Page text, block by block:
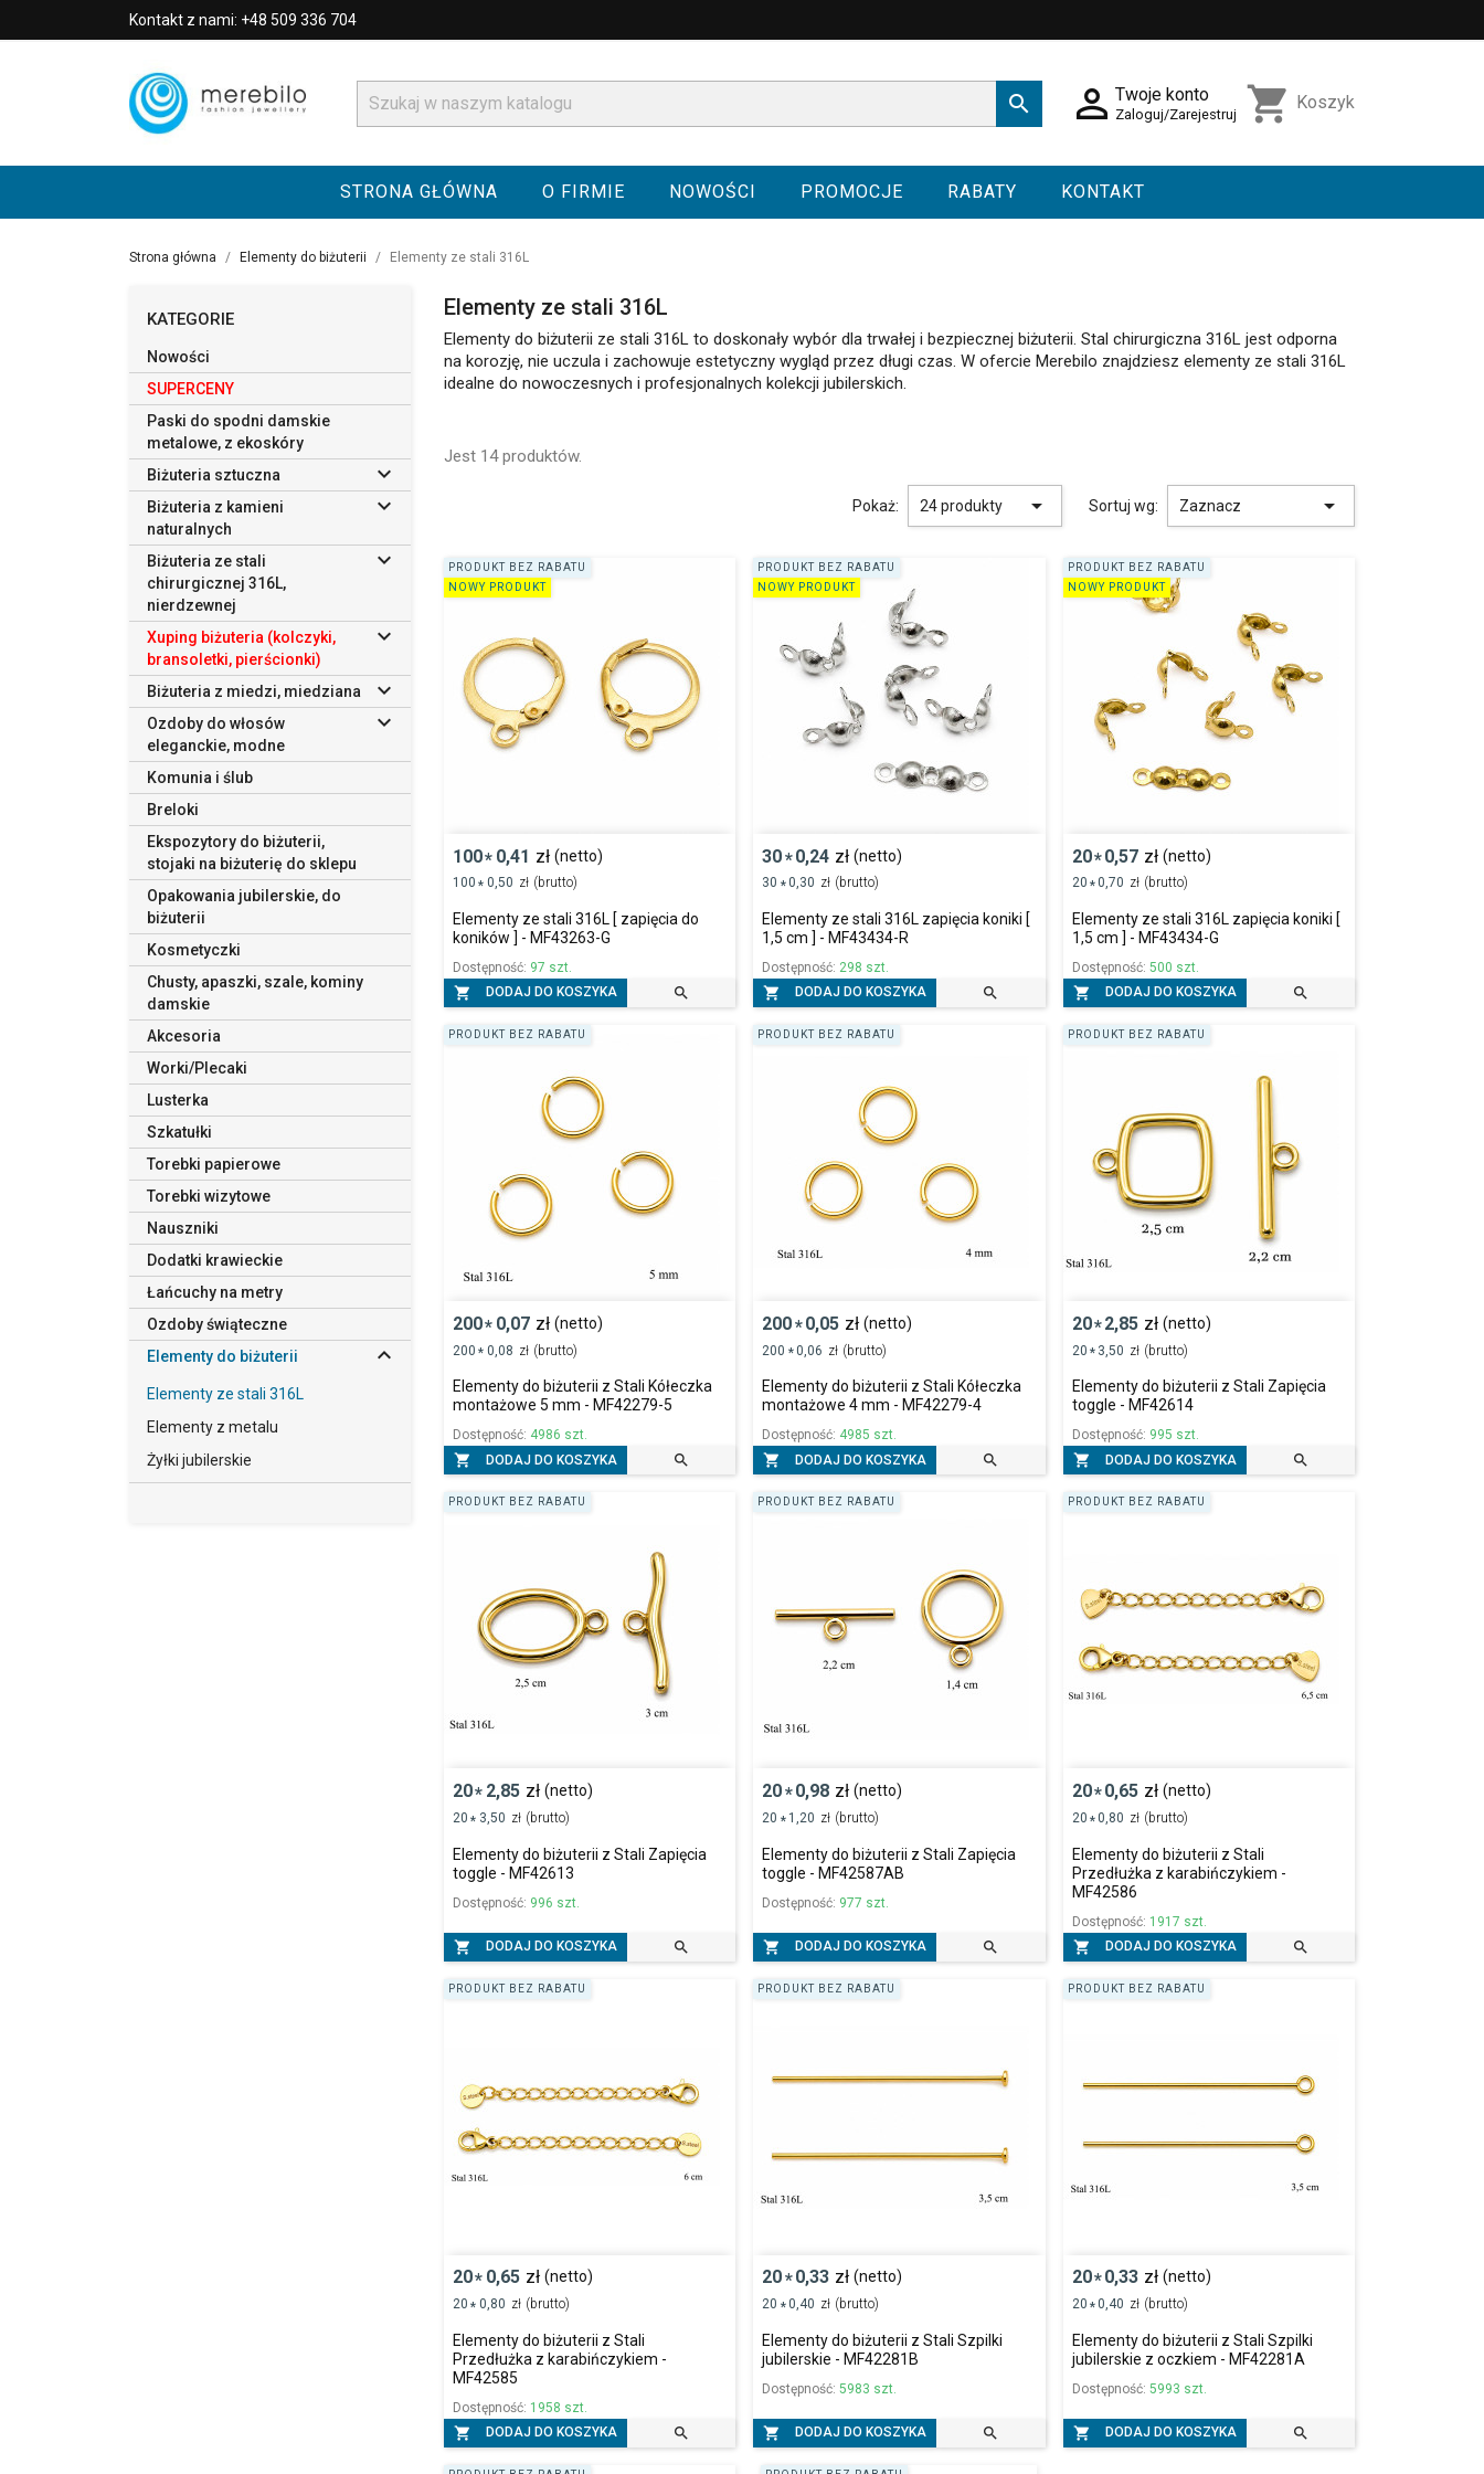
Kontakt z nami: +48 509 336 704
  Twoje konto
Zaloguj/Zarejestruj shopping_cart Koszyk
STRONA GŁÓWNA O FIRMIE NOWOŚCI PROMOCJE RABATY KONTAKT
Strona główna Elementy do biżuterii Elementy ze stali 316L
KATEGORIE
Nowości
SUPERCENY
Paski do spodni damskie
metalowe, z ekoskóry
Biżuteria sztuczna

Biżuteria z kamieni
naturalnych

Biżuteria ze stali
chirurgicznej 316L,
nierdzewnej

Xuping biżuteria (kolczyki,
bransoletki, pierścionki)

Biżuteria z miedzi, miedziana 
Ozdoby do włosów
eleganckie, modne

Komunia i ślub
Breloki
Ekspozytory do biżuterii,
stojaki na biżuterię do sklepu
Opakowania jubilerskie, do
biżuterii
Kosmetyczki
Chusty, apaszki, szale, kominy
damskie
Akcesoria
Worki/Plecaki
Lusterka
Szkatułki
Torebki papierowe
Torebki wizytowe
Nauszniki
Dodatki krawieckie
Łańcuchy na metry
Ozdoby świąteczne
Elementy do biżuterii

Elementy ze stali 316L
Elementy z metalu
Żyłki jubilerskie
Elementy ze stali 316L
Elementy do biżuterii ze stali 316L to doskonały wybór dla trwałej i bezpiecznej biżuterii. Stal chirurgiczna 316L jest odporna
na korozję, nie uczula i zachowuje estetyczny wygląd przez długi czas. W ofercie Merebilo znajdziesz elementy ze stali 316L
idealne do nowoczesnych i profesjonalnych kolekcji jubilerskich.
Jest 14 produktów.
Pokaż: 24 produkty  Sortuj wg: Zaznacz 
100* 0,41 zł (netto)
100 * 0,50 zł (brutto)
Elementy ze stali 316L [ zapięcia do
koników ] - MF43263-G
Dostępność: 97 szt.
 DODAJ DO KOSZYKA 
PRODUKT BEZ RABATU
NOWY PRODUKT
30*0,24 zł (netto)
30 *0,30 zł (brutto)
Elementy ze stali 316L zapięcia koniki [
1,5 cm ] - MF43434-R
Dostępność: 298 szt.
 DODAJ DO KOSZYKA 
PRODUKT BEZ RABATU
NOWY PRODUKT
20*0,57 zł (netto)
20 *0,70 zł (brutto)
Elementy ze stali 316L zapięcia koniki [
1,5 cm ] - MF43434-G
Dostępność: 500 szt.
 DODAJ DO KOSZYKA 
PRODUKT BEZ RABATU
NOWY PRODUKT
200* 0,07 zł (netto)
200 * 0,08 zł (brutto)
Elementy do biżuterii z Stali Kółeczka
montażowe 5 mm - MF42279-5
Dostępność: 4986 szt.
 DODAJ DO KOSZYKA 
PRODUKT BEZ RABATU
200*0,05 zł (netto)
200 *0,06 zł (brutto)
Elementy do biżuterii z Stali Kółeczka
montażowe 4 mm - MF42279-4
Dostępność: 4985 szt.
 DODAJ DO KOSZYKA 
PRODUKT BEZ RABATU
20*2,85 zł (netto)
20 * 3,50 zł (brutto)
Elementy do biżuterii z Stali Zapięcia
toggle - MF42614
Dostępność: 995 szt.
 DODAJ DO KOSZYKA 
PRODUKT BEZ RABATU
20* 2,85 zł (netto)
20 * 3,50 zł (brutto)
Elementy do biżuterii z Stali Zapięcia
toggle - MF42613
Dostępność: 996 szt.
 DODAJ DO KOSZYKA 
PRODUKT BEZ RABATU
20*0,98 zł (netto)
20 * 1,20 zł (brutto)
Elementy do biżuterii z Stali Zapięcia
toggle - MF42587AB
Dostępność: 977 szt.
 DODAJ DO KOSZYKA 
PRODUKT BEZ RABATU
20*0,65 zł (netto)
20 *0,80 zł (brutto)
Elementy do biżuterii z Stali
Przedłużka z karabińczykiem -
MF42586
Dostępność: 1917 szt.
 DODAJ DO KOSZYKA 
PRODUKT BEZ RABATU
20* 0,65 zł (netto)
20 * 0,80 zł (brutto)
Elementy do biżuterii z Stali
Przedłużka z karabińczykiem -
MF42585
Dostępność: 1958 szt.
 DODAJ DO KOSZYKA 
PRODUKT BEZ RABATU
20*0,33 zł (netto)
20 *0,40 zł (brutto)
Elementy do biżuterii z Stali Szpilki
jubilerskie - MF42281B
Dostępność:5983 szt.
 DODAJ DO KOSZYKA 
PRODUKT BEZ RABATU
20*0,33 zł (netto)
20 *0,40 zł (brutto)
Elementy do biżuterii z Stali Szpilki
jubilerskie z oczkiem - MF42281A
Dostępność: 5993 szt.
 DODAJ DO KOSZYKA 
PRODUKT BEZ RABATU